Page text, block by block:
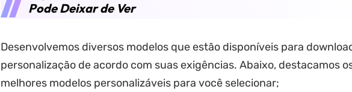
Pode Deixar de Ver
Desenvolvemos diversos modelos que estão disponíveis para
personalização de acordo com suas exigências. Abaixo, destacamos
melhores modelos personalizáveis para você selecionar;